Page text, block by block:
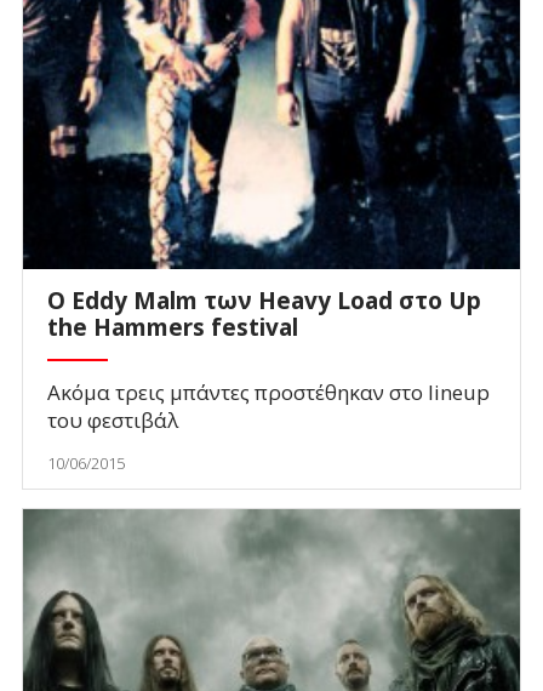
O Eddy Malm των Heavy Load στο Up
the Hammers festival
Ακόμα τρεις μπάντες προστέθηκαν στο lineup
του φεστιβάλ
10/06/2015